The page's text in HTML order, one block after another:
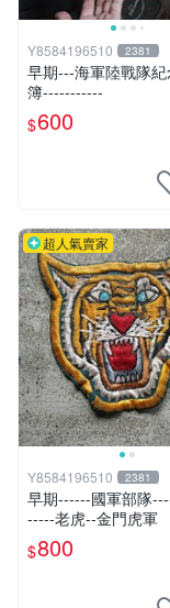
Y8584196510 2381
早期---海軍陸戰隊
簿-----------
$600
超人氣賣家
Y8584196510 2381
早期------國軍部隊
-----老虎--金門虎軍
$800